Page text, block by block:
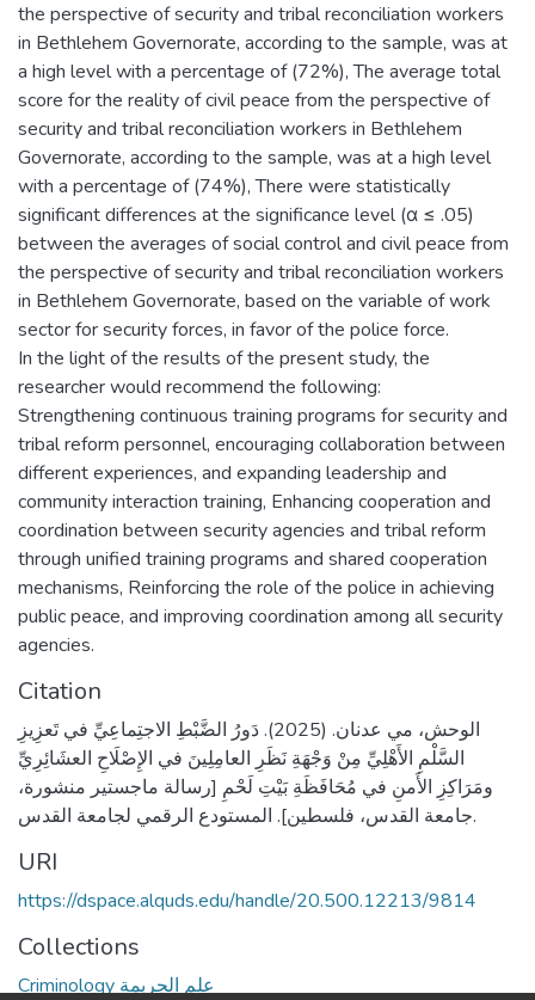
the perspective of security and tribal reconciliation workers
in Bethlehem Governorate, according to the sample, was at
a high level with a percentage of (72%), The average total
score for the reality of civil peace from the perspective of
security and tribal reconciliation workers in Bethlehem
Governorate, according to the sample, was at a high level
with a percentage of (74%), There were statistically
significant differences at the significance level (α ≤ .05)
between the averages of social control and civil peace from
the perspective of security and tribal reconciliation workers
in Bethlehem Governorate, based on the variable of work
sector for security forces, in favor of the police force.
In the light of the results of the present study, the
researcher would recommend the following:
Strengthening continuous training programs for security and
tribal reform personnel, encouraging collaboration between
different experiences, and expanding leadership and
community interaction training, Enhancing cooperation and
coordination between security agencies and tribal reform
through unified training programs and shared cooperation
mechanisms, Reinforcing the role of the police in achieving
public peace, and improving coordination among all security
agencies.
Citation
الوحش، مي عدنان. (2025). دَورُ الضَّبْطِ الاجتِماعِيِّ في تَعزِيزِ
السَّلْمِ الأَهْلِيِّ مِنْ وَجْهَةِ نَظَرِ العامِلِينَ في الإِصْلَاحِ العشَائِرِيِّ
ومَرَاكِزِ الأَمنِ في مُحَافَظَةِ بَيْتِ لَحْمِ [رسالة ماجستير منشورة،
جامعة القدس، فلسطين]. المستودع الرقمي لجامعة القدس.
URI
https://dspace.alquds.edu/handle/20.500.12213/9814
Collections
Criminology علم الجريمة